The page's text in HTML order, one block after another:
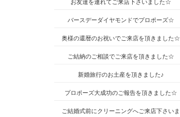
お友達を連れてご来店下さいました☆
バースデーダイヤモンドでプロポーズ☆
奥様の還暦のお祝いでご来店を頂きました☆
ご結納のご相談でご来店を頂きました☆
新婚旅行のお土産を頂きました♪
プロポーズ大成功のご報告を頂きました☆
ご結婚式前にクリーニングへご来店下さいま